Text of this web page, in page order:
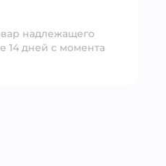
надлежащего
14 дней с момента